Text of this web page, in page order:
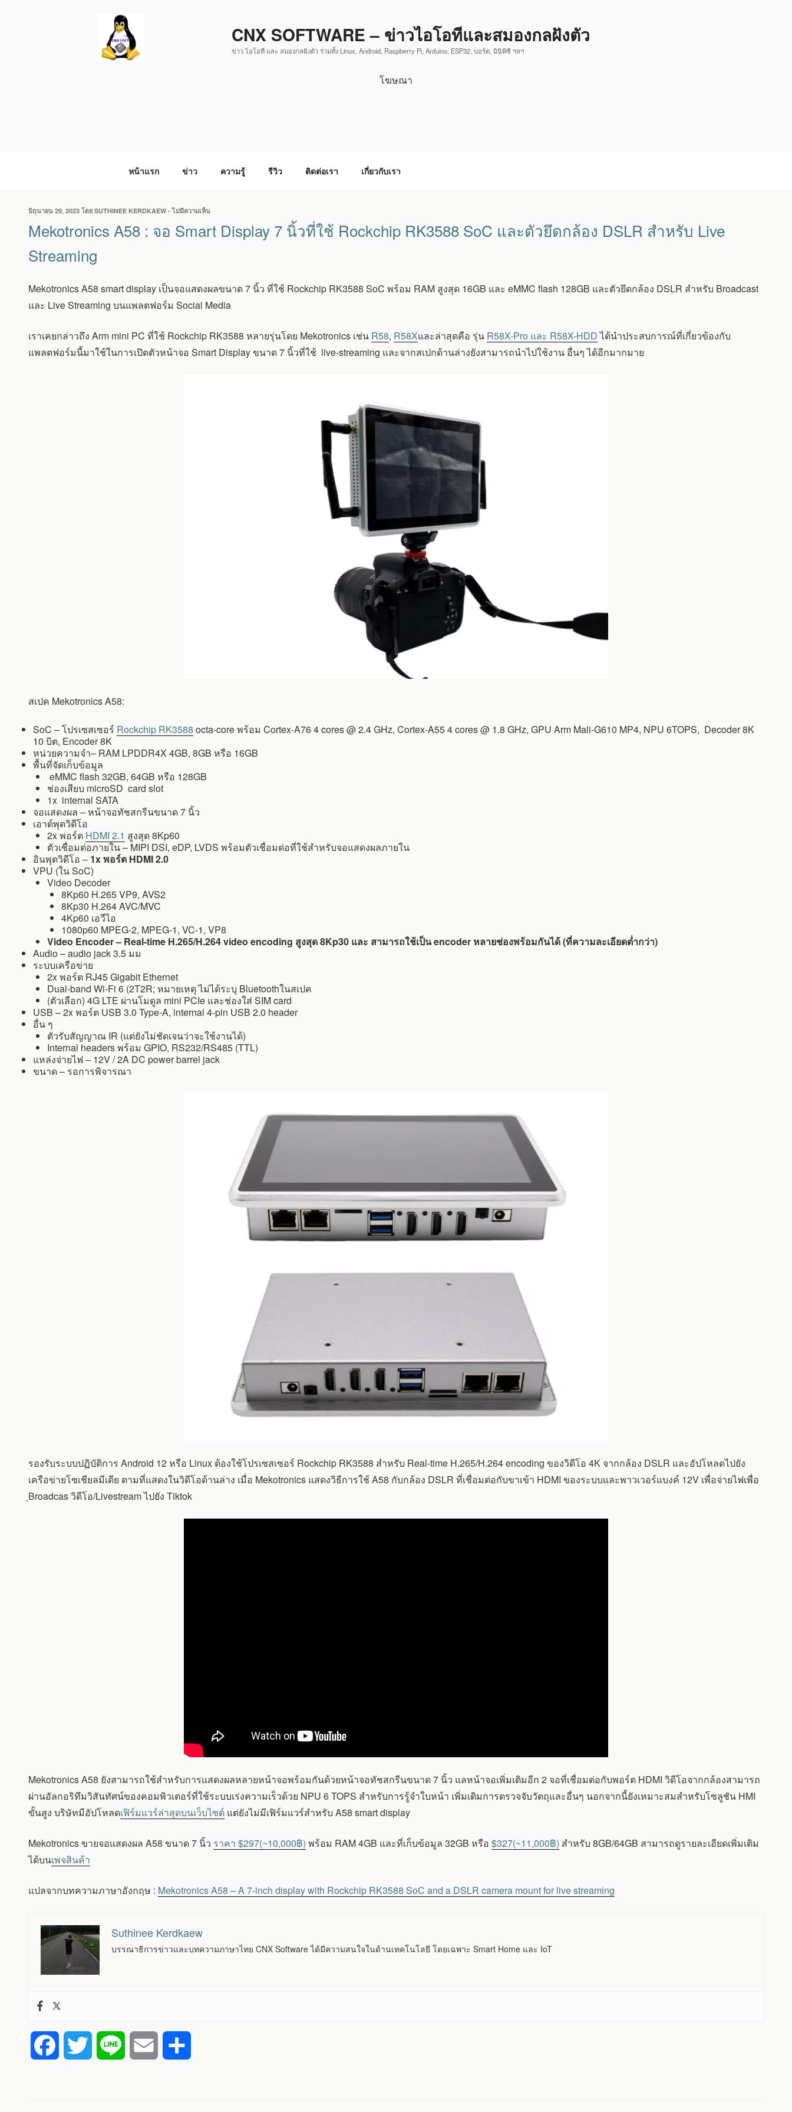
CNX SOFTWARE – ข่าวไอโอทีและสมองกลฝังตัว
ข่าว ไอโอที และ สมองกลฝังตัว ร่วมทั้ง Linux, Android, Raspberry Pi, Arduino, ESP32, บอร์ด, มินิพีซี ฯลฯ
โฆษณา
หน้าแรก ข่าว ความรู้ รีวิว ติดต่อเรา เกี่ยวกับเรา
เขียน
ที่
มิถุนายน 29, 2023 โดย SUTHINEE KERDKAEW -ไม่มีความเห็น
A58
7
นิ้ว
ที่
ROCKCHIP
SOC
Mekotronics A58 : จอ Smart Display 7 นิ้วที่ใช้ Rockchip RK3588 SoC และตัวยึดกล้อง DSLR สำหรับ Live
Streaming
Mekotronics A58 smart display เป็นจอแสดงผลขนาด 7 นิ้ว ที่ใช้ Rockchip RK3588 SoC พร้อม RAM สูงสุด 16GB และ eMMC flash 128GB และตัวยึดกล้อง DSLR สำหรับ Broadcast
และ Live Streaming บนแพลตฟอร์ม Social Media
เราเคยกล่าวถึง Arm mini PC ที่ใช้ Rockchip RK3588 หลายรุ่นโดย Mekotronics เช่น R58, R58Xและล่าสุดคือ รุ่น R58X-Pro และ R58X-HDDได้นำประสบการณ์ที่เกี่ยวข้องกับ
แพลตฟอร์มนี้มาใช้ในการเปิดตัวหน้าจอ Smart Display ขนาด 7 นิ้วที่ใช้ live-streaming และจากสเปกด้านล่างยังสามารถนำไปใช้งาน อื่นๆ ได้อีกมากมาย
สเปค Mekotronics A58:
SoC – โปรเซสเซอร์ Rockchip RK3588 octa-core พร้อม Cortex-A76 4 cores @ 2.4 GHz, Cortex-A55 4 cores @ 1.8 GHz, GPU Arm Mali-G610 MP4, NPU 6TOPS, Decoder 8K
10 บิต, Encoder 8K
หน่วยความจำ– RAM LPDDR4X 4GB, 8GB หรือ 16GB
พื้นที่จัดเก็บข้อมูล
eMMC flash 32GB, 64GB หรือ 128GB
ช่องเสียบ microSD card slot
1x internal SATA
จอแสดงผล – หน้าจอทัชสกรีนขนาด 7 นิ้ว
เอาต์พุตวิดีโอ
2x พอร์ต HDMI 2.1 สูงสุด 8Kp60
ตัวเชื่อมต่อภายใน – MIPI DSI, eDP, LVDS พร้อมตัวเชื่อมต่อที่ใช้สำหรับจอแสดงผลภายใน
อินพุตวิดีโอ – 1x พอร์ต HDMI 2.0
VPU (ใน SoC)
Video Decoder
8Kp60 H.265 VP9, ​​AVS2
8Kp30 H.264 AVC/MVC
4Kp60 เอวีไอ
1080p60 MPEG-2, MPEG-1, VC-1, VP8
Video Encoder – Real-time H.265/H.264 video encoding สูงสุด 8Kp30 และ สามารถใช้เป็น encoder หลายช่องพร้อมกันได้ (ที่ความละเอียดต่ำกว่า)
Audio – audio jack 3.5 มม
ระบบเครือข่าย
2x พอร์ต RJ45 Gigabit Ethernet
Dual-band Wi-Fi 6 (2T2R; หมายเหตุ ไม่ได้ระบุ Bluetoothในสเปค
(ตัวเลือก) 4G LTE ผ่านโมดูล mini PCIe และช่องใส่ SIM card
USB – 2x พอร์ต USB 3.0 Type-A, internal 4-pin USB 2.0 header
อื่น ๆ
ตัวรับสัญญาณ IR (แต่ยังไม่ชัดเจนว่าจะใช้งานได้)
Internal headers พร้อม GPIO, RS232/RS485 (TTL)
แหล่งจ่ายไฟ – 12V / 2A DC power barrel jack
ขนาด – รอการพิจารณา
รองรับระบบปฏิบัติการ Android 12 หรือ Linux ต้องใช้โปรเซสเซอร์ Rockchip RK3588 สำหรับ Real-time H.265/H.264 encoding ของวิดีโอ 4K จากกล้อง DSLR และอัปโหลดไปยัง
เครือข่ายโซเชียลมีเดีย ตามที่แสดงในวิดีโอด้านล่าง เมื่อ Mekotronics แสดงวิธีการใช้ A58 กับกล้อง DSLR ที่เชื่อมต่อกับขาเข้า HDMI ของระบบและพาวเวอร์แบงค์ 12V เพื่อจ่ายไฟเพื่อ
ฺBroadcas วิดีโอ/Livestream ไปยัง Tiktok
Mekotronics A58 ยังสามารถใช้สำหรับการแสดงผลหลายหน้าจอพร้อมกันด้วยหน้าจอทัชสกรีนขนาด 7 นิ้ว แลหน้าจอเพิ่มเติมอีก 2 จอที่เชื่อมต่อกับพอร์ต HDMI วิดีโอจากกล้องสามารถ
ผ่านอัลกอริทึมวิสันทัศน์ของคอมพิวเตอร์ที่ใช้ระบบเร่งความเร็วด้วย NPU 6 TOPS สำหรับการรู้จำใบหน้า เพิ่มเติมการตรวจจับวัตถุและอื่นๆ นอกจากนี้ยังเหมาะสมสำหรับโซลูชัน HMI
ขั้นสูง บริษัทมีอัปโหลดเฟิร์มแวร์ล่าสุดบนเว็บไซต์ แต่ยังไม่มีเฟิร์มแวร์สำหรับ A58 smart display
Mekotronics ขายจอแสดงผล A58 ขนาด 7 นิ้ว ราคา $297(~10,000฿) พร้อม RAM 4GB และที่เก็บข้อมูล 32GB หรือ $327(~11,000฿) สำหรับ 8GB/64GB สามารถดูรายละเอียดเพิ่มเติม
ได้บนเพจสินค้า
แปลจากบทความภาษาอังกฤษ : Mekotronics A58 – A 7-inch display with Rockchip RK3588 SoC and a DSLR camera mount for live streaming
Suthinee Kerdkaew
บรรณาธิการข่าวและบทความภาษาไทย CNX Software ได้มีความสนใจในด้านเทคโนโลยี โดยเฉพาะ Smart Home และ IoT